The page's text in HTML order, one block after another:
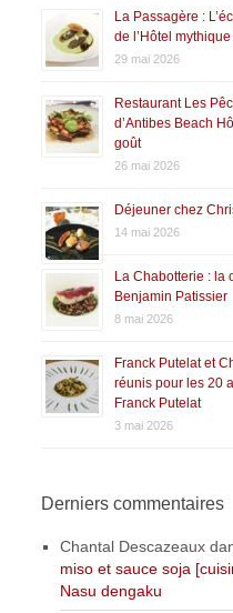
La Passagère :
de l’Hôtel
29 mai 2026
Restaurant Les
d’Antibes Beach
goût
26 mai 2026
Déjeuner chez
14 mai 2026
La Chabotterie : la
Benjamin Patissier
8 mai 2026
Franck Putelat et
réunis pour les 20
Franck Putelat
3 mai 2026
Derniers commentaires
Chantal Descazeaux
miso et sauce soja
Nasu dengaku